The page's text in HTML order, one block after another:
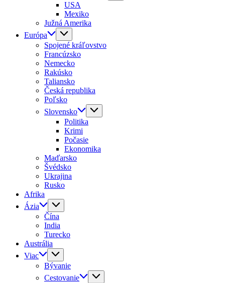
USA
Mexiko
Južná Amerika
Európa
Spojené kráľovstvo
Francúzsko
Nemecko
Rakúsko
Taliansko
Česká republika
Poľsko
Slovensko
Politika
Krimi
Počasie
Ekonomika
Maďarsko
Švédsko
Ukrajina
Rusko
Afrika
Ázia
Čína
India
Turecko
Austrália
Viac
Bývanie
Cestovanie